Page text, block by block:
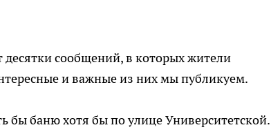
сообщений, в которых жители
и важные из них мы публикуем.
бы баню хотя бы по улице Университетской.